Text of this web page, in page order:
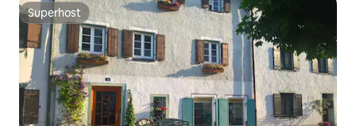
Superhost
Superhost